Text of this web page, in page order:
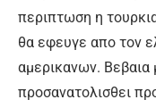
περιπτωση η
θα εφευγε απο τον
αμερικανων. Βεβαια
προσανατολισθει